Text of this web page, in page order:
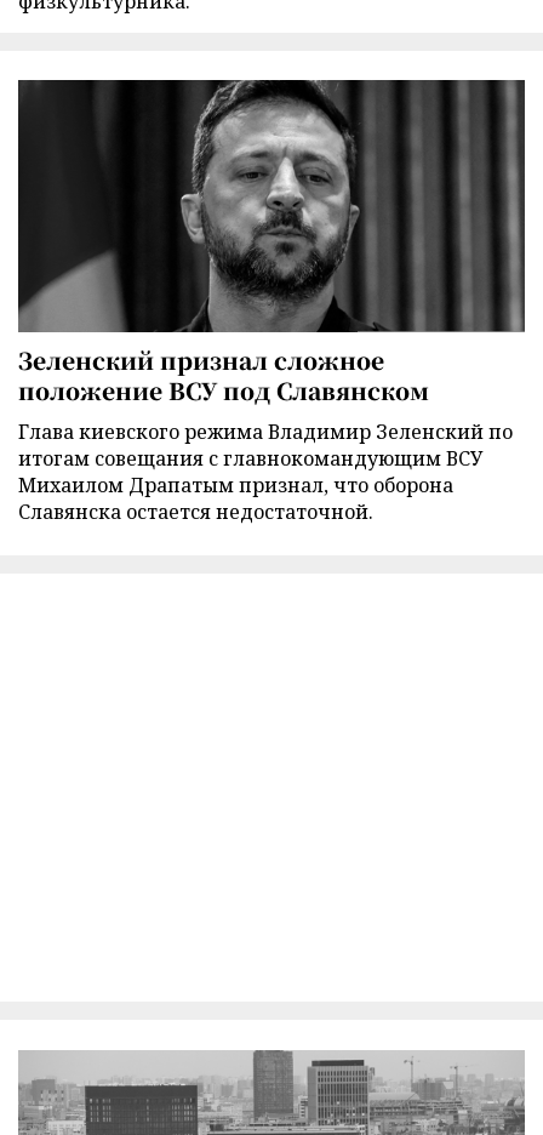
Зеленский признал сложное
положение ВСУ под Славянском
Глава киевского режима Владимир Зеленский по
итогам совещания с главнокомандующим ВСУ
Михаилом Драпатым признал, что оборона
Славянска остается недостаточной.